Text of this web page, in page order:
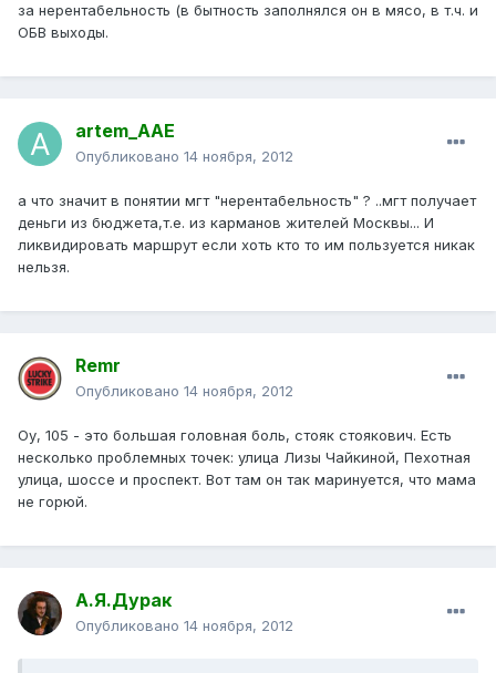
за нерентабельность (в бытность заполнялся он в мясо, в т.ч. и
ОБВ выходы.
artem_AAE
Опубликовано 14 ноября, 2012
а что значит в понятии мгт "нерентабельность" ? ..мгт получает
деньги из бюджета,т.е. из карманов жителей Москвы... И
ликвидировать маршрут если хоть кто то им пользуется никак
нельзя.
Remr
Опубликовано 14 ноября, 2012
Оу, 105 - это большая головная боль, стояк стоякович. Есть
несколько проблемных точек: улица Лизы Чайкиной, Пехотная
улица, шоссе и проспект. Вот там он так маринуется, что мама
не горюй.
А.Я.Дурак
Опубликовано 14 ноября, 2012